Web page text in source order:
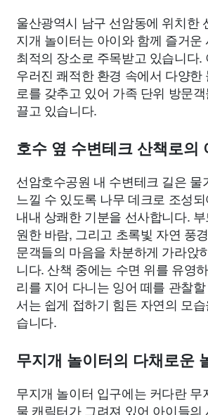
울산광역시 남구 선암동에 위치한
지개 놀이터는 아이와 함께 즐거운
최적의 장소로 주목받고 있습니다.
우러진 쾌적한 환경 속에서 다양한
로를 갖추고 있어 가족 단위 방문
끌고 있습니다.
호수 옆 수변테크 산책로의
선암호수공원 내 수변테크 길은 물
느낄 수 있도록 나무 데크로 조성
내내 상쾌한 기분을 선사합니다.
원한 바람, 그리고 초록빛 자연 풍
문객들의 마음을 차분하게 가라앉
니다. 산책 중에는 수면 위를 유영
리를 지어 다니는 잉어 떼를 관찰
서는 쉽게 접하기 힘든 자연의 모
습니다.
무지개 놀이터의 다채로운
무지개 놀이터 입구에는 커다란 무
물 캐릭터가 그려져 있어 아이들의